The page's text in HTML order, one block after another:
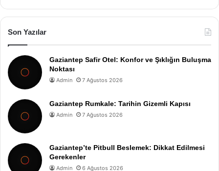
Son Yazılar
Gaziantep Safir Otel: Konfor ve Şıklığın Buluşma
Noktası
Admin 7 Ağustos 2026
Gaziantep Rumkale: Tarihin Gizemli Kapısı
Admin 7 Ağustos 2026
Gaziantep’te Pitbull Beslemek: Dikkat Edilmesi
Gerekenler
Admin 6 Ağustos 2026